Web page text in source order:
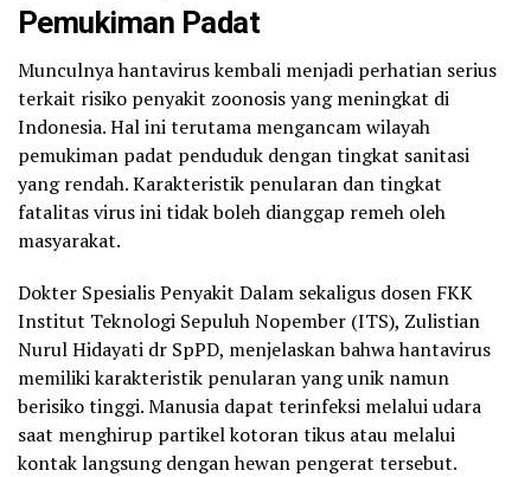
Pemukiman Padat
Munculnya hantavirus kembali menjadi perhatian serius
terkait risiko penyakit zoonosis yang meningkat di
Indonesia. Hal ini terutama mengancam wilayah
pemukiman padat penduduk dengan tingkat sanitasi
yang rendah. Karakteristik penularan dan tingkat
fatalitas virus ini tidak boleh dianggap remeh oleh
masyarakat.
Dokter Spesialis Penyakit Dalam sekaligus dosen FKK
Institut Teknologi Sepuluh Nopember (ITS), Zulistian
Nurul Hidayati dr SpPD, menjelaskan bahwa hantavirus
memiliki karakteristik penularan yang unik namun
berisiko tinggi. Manusia dapat terinfeksi melalui udara
saat menghirup partikel kotoran tikus atau melalui
kontak langsung dengan hewan pengerat tersebut.